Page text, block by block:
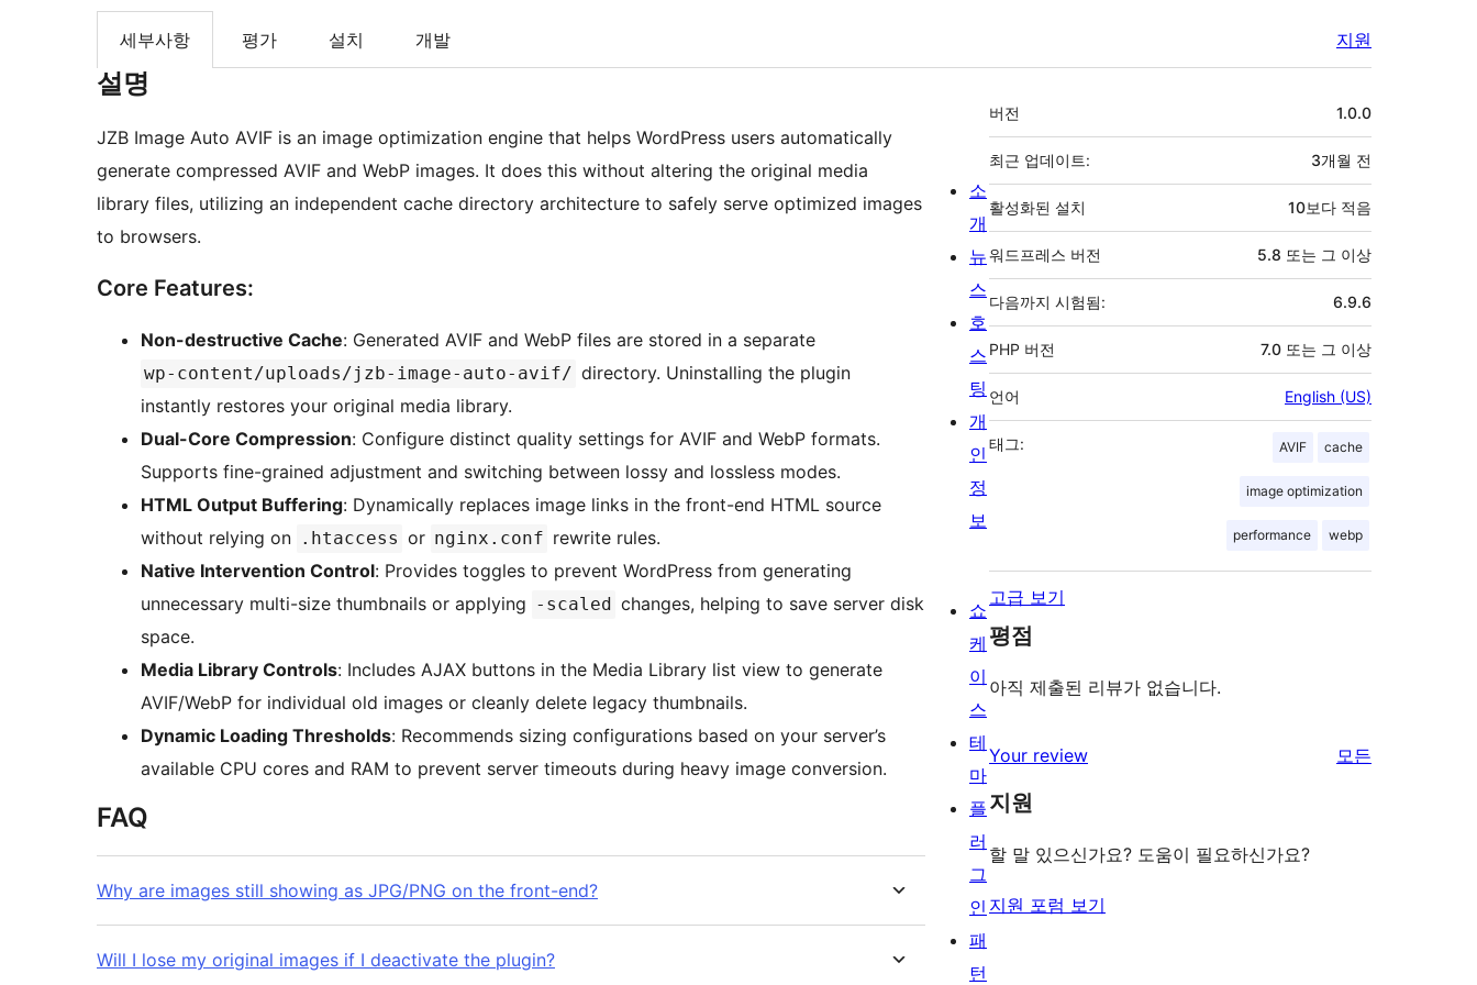
세부사항 평가 설치 개발 지원
설명
JZB Image Auto AVIF is an image optimization engine that helps WordPress users automatically
generate compressed AVIF and WebP images. It does this without altering the original media
library files, utilizing an independent cache directory architecture to safely serve optimized images
to browsers.
Core Features:
Non-destructive Cache: Generated AVIF and WebP files are stored in a separate
wp-content/uploads/jzb-image-auto-avif/ directory. Uninstalling the plugin
instantly restores your original media library.
Dual-Core Compression: Configure distinct quality settings for AVIF and WebP formats.
Supports fine-grained adjustment and switching between lossy and lossless modes.
HTML Output Buffering: Dynamically replaces image links in the front-end HTML source
without relying on .htaccess or nginx.conf rewrite rules.
Native Intervention Control: Provides toggles to prevent WordPress from generating
unnecessary multi-size thumbnails or applying -scaled changes, helping to save server disk
space.
Media Library Controls: Includes AJAX buttons in the Media Library list view to generate
AVIF/WebP for individual old images or cleanly delete legacy thumbnails.
Dynamic Loading Thresholds: Recommends sizing configurations based on your server’s
available CPU cores and RAM to prevent server timeouts during heavy image conversion.
FAQ
Why are images still showing as JPG/PNG on the front-end?
Will I lose my original images if I deactivate the plugin?
기
초
버전 1.0.0
최근 업데이트: 3개월 전
활성화된 설치 10보다 적음
워드프레스 버전 5.8 또는 그 이상
다음까지 시험됨: 6.9.6
PHP 버전 7.0 또는 그 이상
언어 English (US)
태그: AVIF cache
image optimization
performance webp
고급 보기
평점
아직 제출된 리뷰가 없습니다.
Your review 모든
지원
할 말 있으신가요? 도움이 필요하신가요?
지원 포럼 보기
소
개
뉴
스
호
스
팅
개
인
정
보
쇼
케
이
스
테
마
플
러
그
인
패
턴